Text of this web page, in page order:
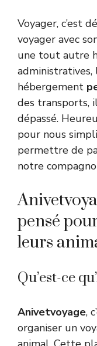
Voyager, c’est
voyager avec
une tout autre
administratives,
hébergement
des transports,
dépassé.
pour nous
permettre de
notre
pensé
leurs
Qu’est-ce
Anivetvoyage,
organiser un